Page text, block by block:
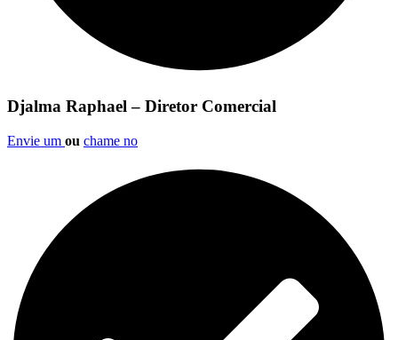
Djalma Raphael – Diretor Comercial
Envie um ou chame no